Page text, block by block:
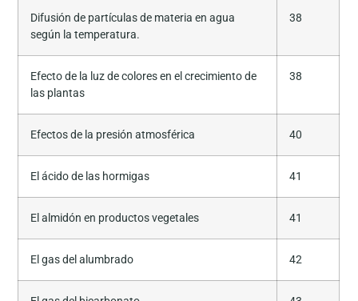
Difusión de partículas de materia en agua
según la temperatura.
38
Efecto de la luz de colores en el crecimiento de
las plantas
38
Efectos de la presión atmosférica 40
El ácido de las hormigas 41
El almidón en productos vegetales 41
El gas del alumbrado 42